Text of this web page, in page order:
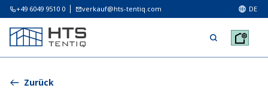
+49 6049 9510 0 verkauf@hts-tentiq.com DE
Zurück